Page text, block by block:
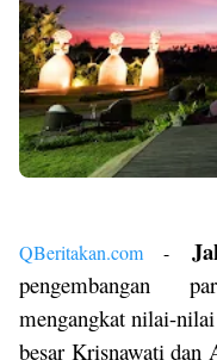
QBeritakan.com -
pengembangan
mengangkat nilai-
besar Krisnawati dan